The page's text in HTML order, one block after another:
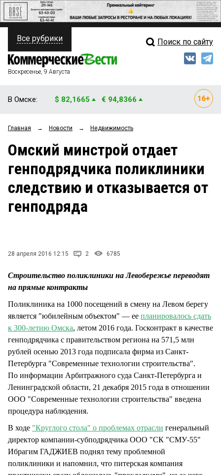
ПОЛИТИКА
ФИНАНСЫ
ОБЩЕСТВО
ЗАКОН
НОВОСТИ КОМПАНИЙ
Свежий выпуск
Мнения
Рейтинги
Блоги
Архив
Все рубрики Поиск по сайту
Воскресенье, 9 Августа
В Омске: $ 82,1665 € 94,8366
Главная → Новости → Недвижимость
Омский минстрой отдает
генподрядчика поликлиники
следствию и отказывается от
генподряда
28 апреля 2016 12:15 2 6785
Строительство поликлиники на Левобережье переводят
на прямые контракты
Поликлиника на 1000 посещений в смену на Левом берегу
является "юбилейным объектом" — ее планировалось сдать
к 300-летию Омска, летом 2016 года. Госконтракт в качестве
генподрядчика с правительством региона на 571,5 млн
рублей осенью 2013 года подписала фирма из Санкт-
Петербурга "Современные технологии строительства".
По информации Арбитражного суда Санкт-Петербурга и
Ленинградской области, 21 декабря 2015 года в отношении
ООО "Современные технологии строительства" введена
процедура наблюдения.
В ходе "Круглого стола" о проблемах отрасли генеральный
директор компании-субподрядчика ООО "СК "СМУ-55"
Ибрагим ГАДЖИЕВ поднял тему проблемной
поликлиники и напомнил, что питерская компания